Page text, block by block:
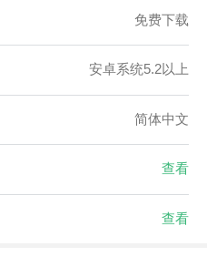
免费下载
安卓系统5.2以上
简体中文
查看
查看